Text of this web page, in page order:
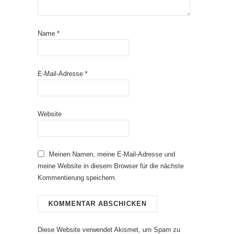
Name *
E-Mail-Adresse *
Website
Meinen Namen, meine E-Mail-Adresse und
meine Website in diesem Browser für die nächste
Kommentierung speichern.
Diese Website verwendet Akismet, um Spam zu